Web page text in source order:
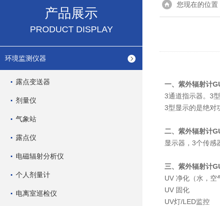
产品展示
PRODUCT DISPLAY
环境监测仪器
露点变送器
剂量仪
气象站
露点仪
电磁辐射分析仪
个人剂量计
电离室巡检仪
您现在的位置
一、紫外辐射计
3通道指示器。3
3型显示的是绝对
二、紫外辐射计
显示器，3个传感
三、紫外辐射计
UV 净化（水，空
UV 固化
UV灯/LED监控